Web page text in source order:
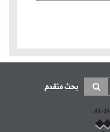
بحث متقدم